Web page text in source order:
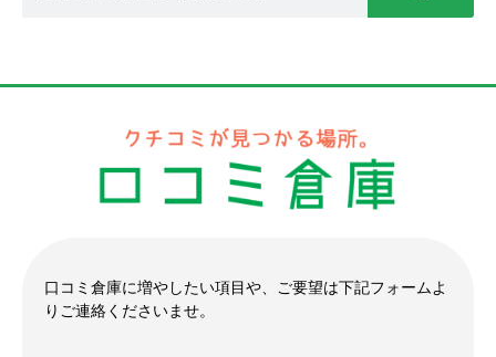
口コミ倉庫に増やしたい項目や、ご要望は下記フォームよ
りご連絡くださいませ。